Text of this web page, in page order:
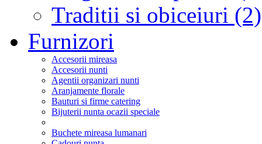
Traditii si obiceiuri (2)
Furnizori
Accesorii mireasa
Accesorii nunti
Agentii organizari nunti
Aranjamente florale
Bauturi si firme catering
Bijuterii nunta ocazii speciale
Buchete mireasa lumanari